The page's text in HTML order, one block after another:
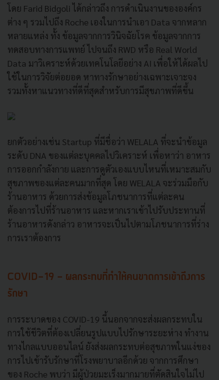
โดย Farid Bidgoli ได้กล่าวถึง การดำเนินงานขององค์กร
ต่าง ๆ รวมไปถึง Roche เองในการนำเอา Data จากหลาก
หลายแหล่ง ทั้ง ข้อมูลจากการวินิจฉัยโรค ข้อมูลจากการ
ทดสอบทางการแพทย์ ไปจนถึง RWD หรือ Real World
Data มาวิเคราะห์ด้วยเทคโนโลยีอย่าง AI เพื่อให้ได้ผลไป
ใช้ในการวิจัยต่อยอด หาทางรักษาอย่างเฉพาะเจาะจง
รวมทั้งหาแนวทางที่ดีที่สุดสำหรับการมีสุขภาพที่ดีขึ้น
ยกตัวอย่างเช่น Startup ที่มีชื่อว่า WELALA ที่จะนำข้อมูล
ระดับ DNA ของแต่ละบุคคลไปวิเคราะห์ เพื่อหาว่า อาหาร
การออกกำลังกาย และการดูตัวเองแบบไหนที่เหมาะสมกับ
สุขภาพของแต่ละคนมากที่สุด โดย WELALA จะร่วมมือกับ
ร้านอาหาร ด้วยการส่งข้อมูลโภชนาการที่แต่ละคน
ต้องการไปที่ร้านอาหาร และหากเราเข้าไปรับประทานที่
ร้านอาหารดังกล่าว อาหารจะเป็นไปตามโภชนาการที่ร่าง
การเราต้องการ
COVID-19 - ผลกระทบที่ทำให้คนขาดการเข้าถึงการ
รักษา
การระบาดของ COVID-19 นี้นอกจากจะส่งผลกระทบใน
การใช้ชีวิตที่ต้องเปลี่ยนรูปแบบไปรักษาระยะห่าง ทำงาน
ทางไกลแบบออนไลน์ ยังส่งผลกระทบต่อสุขภาพในแง่ของ
การไปเข้ารับรักษาที่โรงพยาบาลอีกด้วย จากการศึกษา
ของ Roche พบว่า มีผู้ป่วยมะเร็งมากมายที่ตัดสินใจไม่ไป